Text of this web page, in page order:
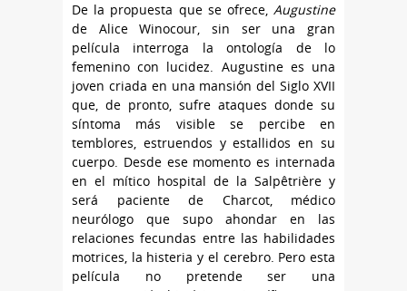
De la propuesta que se ofrece, Augustine
de Alice Winocour, sin ser una gran
película interroga la ontología de lo
femenino con lucidez. Augustine es una
joven criada en una mansión del Siglo XVII
que, de pronto, sufre ataques donde su
síntoma más visible se percibe en
temblores, estruendos y estallidos en su
cuerpo. Desde ese momento es internada
en el mítico hospital de la Salpêtrière y
será paciente de Charcot, médico
neurólogo que supo ahondar en las
relaciones fecundas entre las habilidades
motrices, la histeria y el cerebro. Pero esta
película no pretende ser una